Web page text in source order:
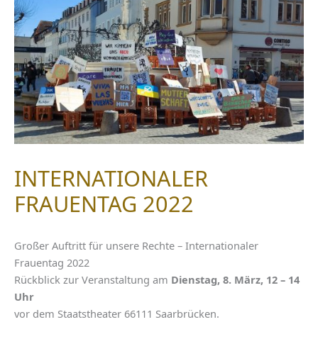
INTERNATIONALER
FRAUENTAG 2022
Großer Auftritt für unsere Rechte – Internationaler
Frauentag 2022
Rückblick zur Veranstaltung am Dienstag, 8. März, 12 – 14
Uhr
vor dem Staatstheater 66111 Saarbrücken.